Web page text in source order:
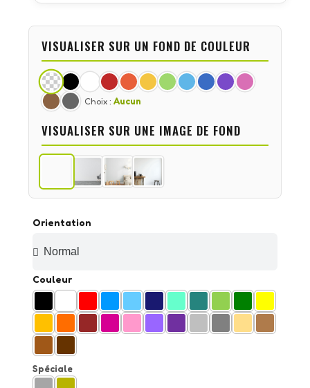
Orientation
Couleur
Spéciale
VISUALISER SUR UN FOND DE COULEUR
Choix : Aucun
VISUALISER SUR UNE IMAGE DE FOND